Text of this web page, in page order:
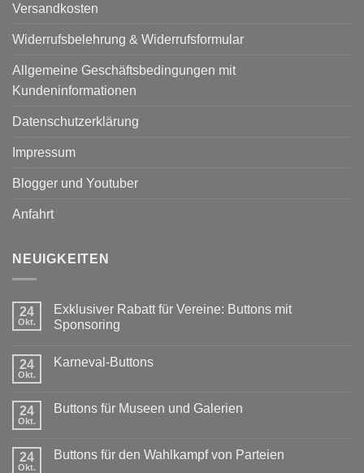
Versandkosten
Widerrufsbelehrung & Widerrufsformular
Allgemeine Geschäftsbedingungen mit
Kundeninformationen
Datenschutzerklärung
Impressum
Blogger und Youtuber
Anfahrt
NEUIGKEITEN
24
Okt.
Exklusiver Rabatt für Vereine: Buttons mit
Sponsoring
zu
Vereine:
Buttons
24
Okt.
Karneval-Buttons
Karneval-
24
Okt.
Buttons für Museen und Galerien
Buttons
24
Okt.
Buttons für den Wahlkampf von Parteien